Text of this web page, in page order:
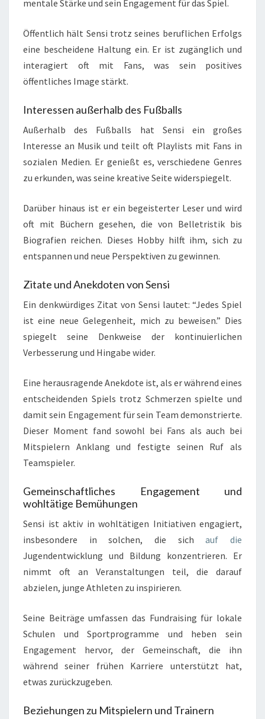
mentale Stärke und sein Engagement für das Spiel.
Öffentlich hält Sensi trotz seines beruflichen Erfolgs
eine bescheidene Haltung ein. Er ist zugänglich und
interagiert oft mit Fans, was sein positives
öffentliches Image stärkt.
Interessen außerhalb des Fußballs
Außerhalb des Fußballs hat Sensi ein großes
Interesse an Musik und teilt oft Playlists mit Fans in
sozialen Medien. Er genießt es, verschiedene Genres
zu erkunden, was seine kreative Seite widerspiegelt.
Darüber hinaus ist er ein begeisterter Leser und wird
oft mit Büchern gesehen, die von Belletristik bis
Biografien reichen. Dieses Hobby hilft ihm, sich zu
entspannen und neue Perspektiven zu gewinnen.
Zitate und Anekdoten von Sensi
Ein denkwürdiges Zitat von Sensi lautet: “Jedes Spiel
ist eine neue Gelegenheit, mich zu beweisen.” Dies
spiegelt seine Denkweise der kontinuierlichen
Verbesserung und Hingabe wider.
Eine herausragende Anekdote ist, als er während eines
entscheidenden Spiels trotz Schmerzen spielte und
damit sein Engagement für sein Team demonstrierte.
Dieser Moment fand sowohl bei Fans als auch bei
Mitspielern Anklang und festigte seinen Ruf als
Teamspieler.
Gemeinschaftliches Engagement und
wohltätige Bemühungen
Sensi ist aktiv in wohltätigen Initiativen engagiert,
insbesondere in solchen, die sichauf die
Jugendentwicklung und Bildung konzentrieren. Er
nimmt oft an Veranstaltungen teil, die darauf
abzielen, junge Athleten zu inspirieren.
Seine Beiträge umfassen das Fundraising für lokale
Schulen und Sportprogramme und heben sein
Engagement hervor, der Gemeinschaft, die ihn
während seiner frühen Karriere unterstützt hat,
etwas zurückzugeben.
Beziehungen zu Mitspielern und Trainern